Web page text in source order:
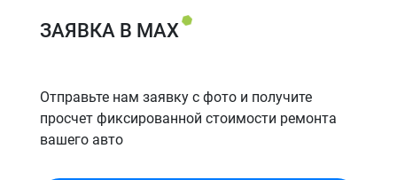
ЗАЯВКА В MAX
Отправьте нам заявку с фото и получите
просчет фиксированной стоимости ремонта
вашего авто